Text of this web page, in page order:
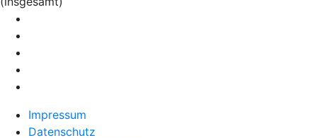
Impressum
Datenschutz